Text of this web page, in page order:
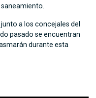
a los concejales del
pasado se encuentran
durante esta